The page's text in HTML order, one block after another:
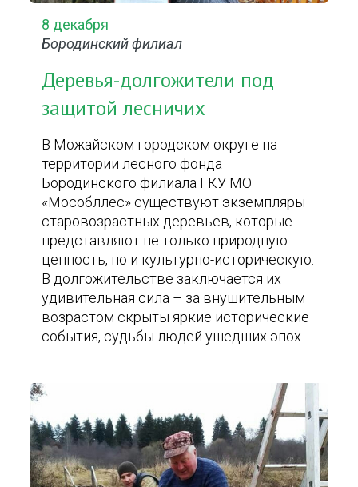
8 декабря
Бородинский филиал
Деревья-долгожители под
защитой лесничих
В Можайском городском округе на
территории лесного фонда
Бородинского филиала ГКУ МО
«Мособллес» существуют экземпляры
старовозрастных деревьев, которые
представляют не только природную
ценность, но и культурно-историческую.
В долгожительстве заключается их
удивительная сила – за внушительным
возрастом скрыты яркие исторические
события, судьбы людей ушедших эпох.